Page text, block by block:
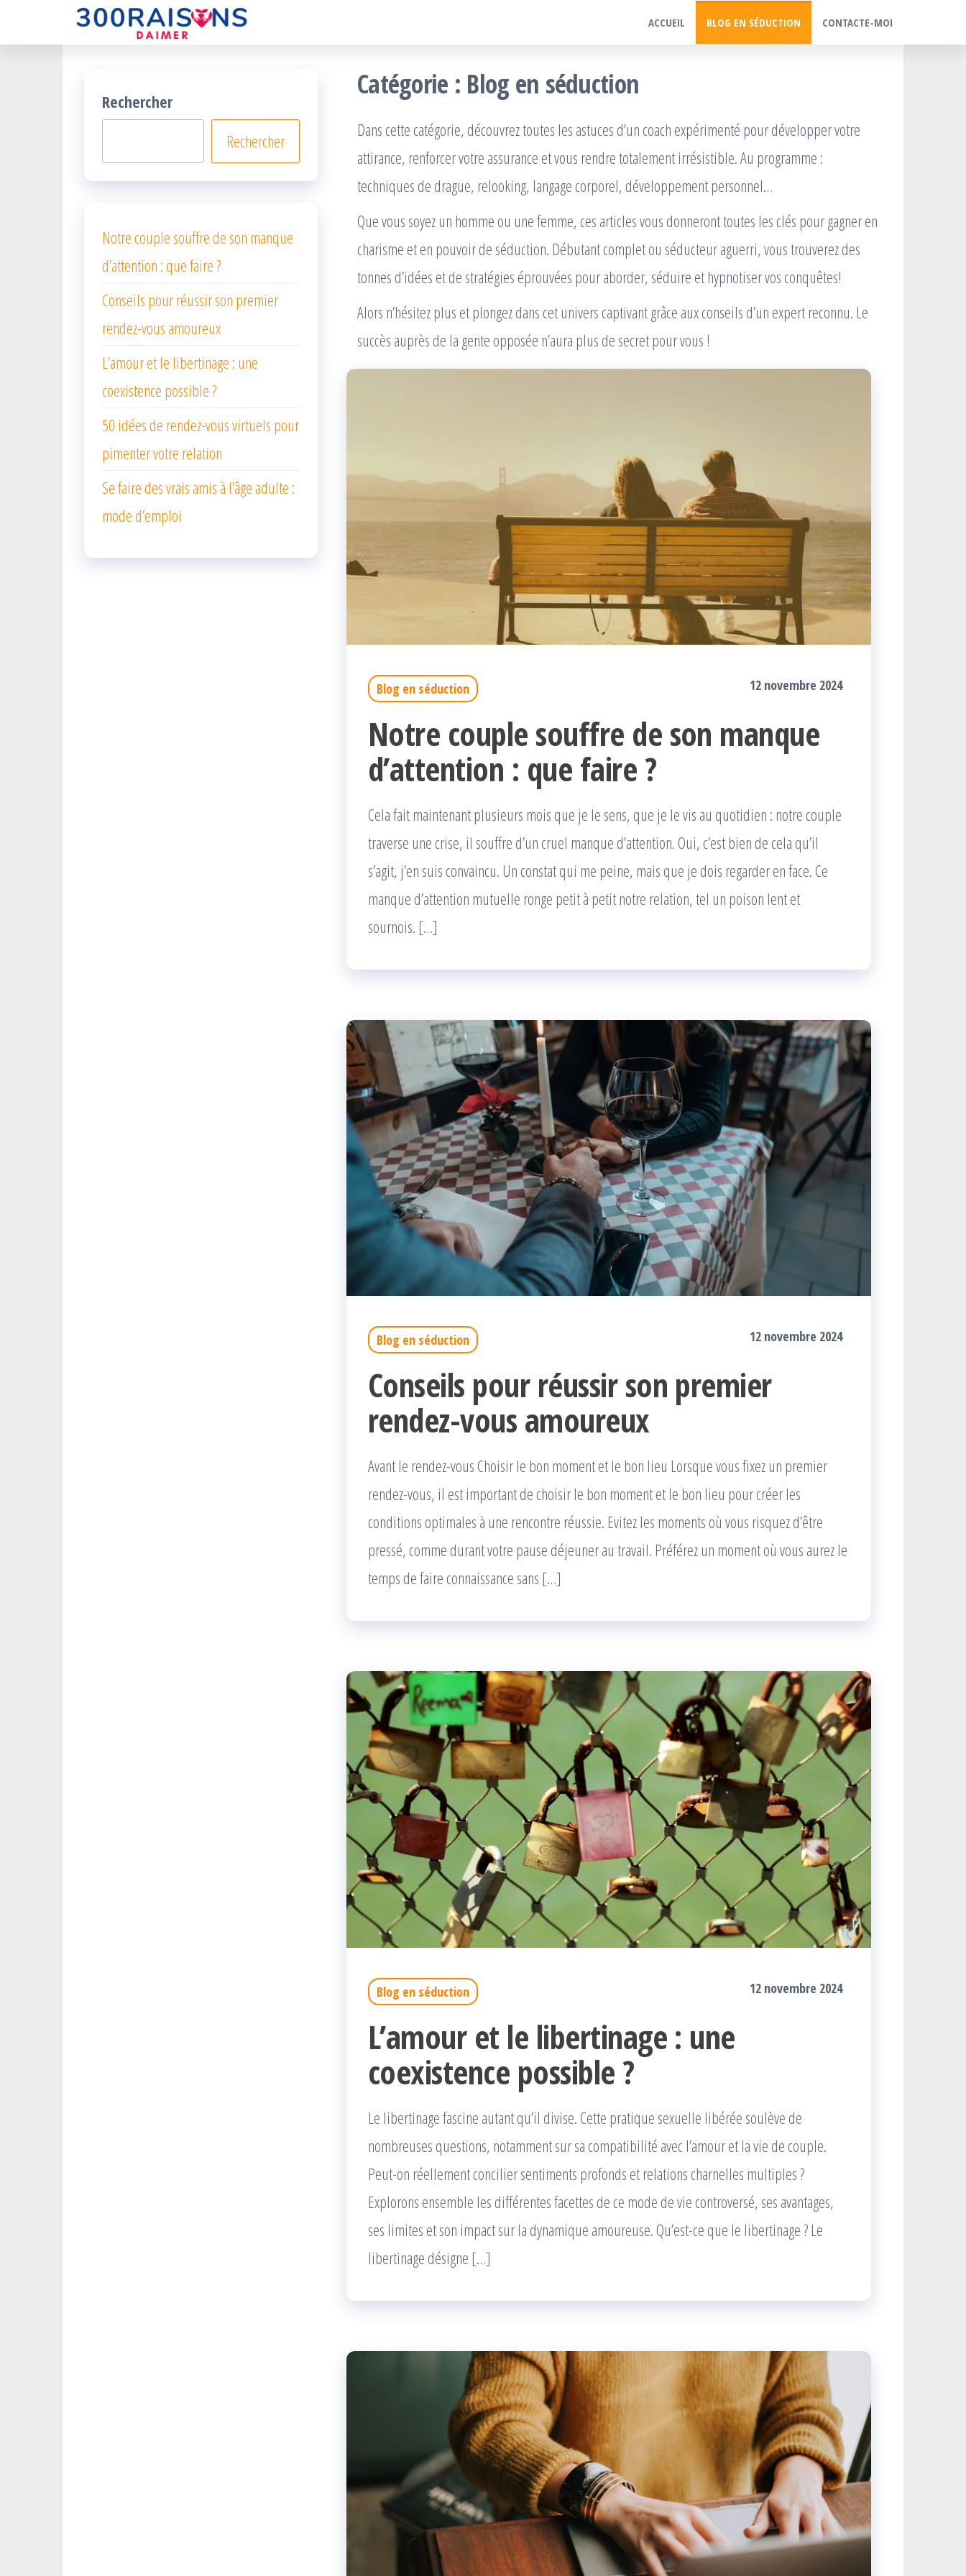
ce
ACCUEIL BLOG EN SÉDUCTION CONTACTE-MOI
Catégorie : Blog en séduction
Dans cette catégorie, découvrez toutes les astuces d’un coach expérimenté pour développer votre
attirance, renforcer votre assurance et vous rendre totalement irrésistible. Au programme :
techniques de drague, relooking, langage corporel, développement personnel…
Que vous soyez un homme ou une femme, ces articles vous donneront toutes les clés pour gagner en
charisme et en pouvoir de séduction. Débutant complet ou séducteur aguerri, vous trouverez des
tonnes d’idées et de stratégies éprouvées pour aborder, séduire et hypnotiser vos conquêtes!
Alors n’hésitez plus et plongez dans cet univers captivant grâce aux conseils d’un expert reconnu. Le
succès auprès de la gente opposée n’aura plus de secret pour vous !
Blog en séduction 12 novembre 2024
Notre couple souffre de son manque
d’attention : que faire ?
Cela fait maintenant plusieurs mois que je le sens, que je le vis au quotidien : notre couple
traverse une crise, il souffre d’un cruel manque d’attention. Oui, c’est bien de cela qu’il
s’agit, j’en suis convaincu. Un constat qui me peine, mais que je dois regarder en face. Ce
manque d’attention mutuelle ronge petit à petit notre relation, tel un poison lent et
sournois. […]
Blog en séduction 12 novembre 2024
Conseils pour réussir son premier
rendez-vous amoureux
Avant le rendez-vous Choisir le bon moment et le bon lieu Lorsque vous fixez un premier
rendez-vous, il est important de choisir le bon moment et le bon lieu pour créer les
conditions optimales à une rencontre réussie. Evitez les moments où vous risquez d’être
pressé, comme durant votre pause déjeuner au travail. Préférez un moment où vous aurez le
temps de faire connaissance sans […]
Blog en séduction 12 novembre 2024
L’amour et le libertinage : une
coexistence possible ?
Le libertinage fascine autant qu’il divise. Cette pratique sexuelle libérée soulève de
nombreuses questions, notamment sur sa compatibilité avec l’amour et la vie de couple.
Peut-on réellement concilier sentiments profonds et relations charnelles multiples ?
Explorons ensemble les différentes facettes de ce mode de vie controversé, ses avantages,
ses limites et son impact sur la dynamique amoureuse. Qu’est-ce que le libertinage ? Le
libertinage désigne […]
Rechercher
Rechercher
Notre couple souffre de son manque
d’attention : que faire ?
Conseils pour réussir son premier
rendez-vous amoureux
L’amour et le libertinage : une
coexistence possible ?
50 idées de rendez-vous virtuels pour
pimenter votre relation
Se faire des vrais amis à l’âge adulte :
mode d’emploi